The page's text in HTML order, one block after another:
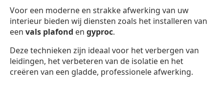
Voor een moderne en strakke afwerking van uw
interieur bieden wij diensten zoals het installeren van
een vals plafond en gyproc.
Deze technieken zijn ideaal voor het verbergen van
leidingen, het verbeteren van de isolatie en het
creëren van een gladde, professionele afwerking.